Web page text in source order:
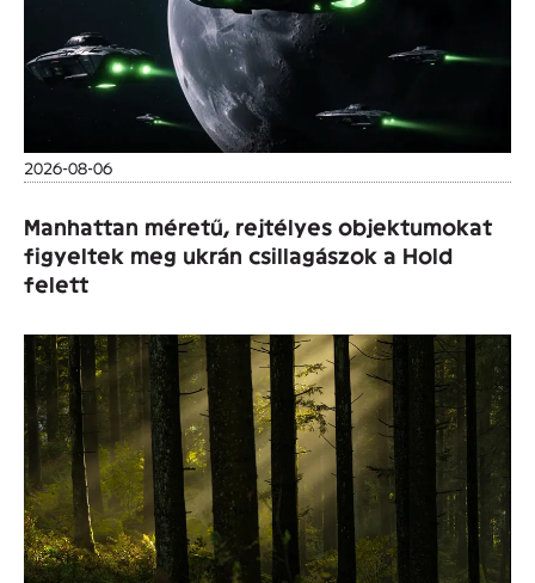
2026-08-06
Manhattan méretű, rejtélyes objektumokat
figyeltek meg ukrán csillagászok a Hold
felett